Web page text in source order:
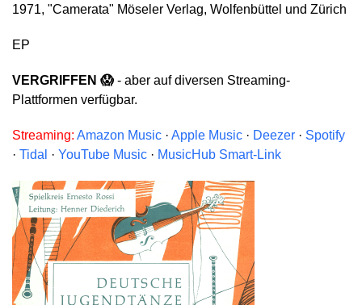
1971, "Camerata" Möseler Verlag, Wolfenbüttel und Zürich
EP
VERGRIFFEN 😱 - aber auf diversen Streaming-
Plattformen verfügbar.
Streaming: Amazon Music · Apple Music · Deezer · Spotify
· Tidal · YouTube Music · MusicHub Smart-Link